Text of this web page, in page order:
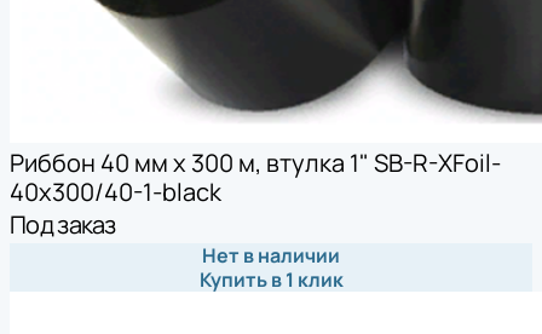
Риббон 40 мм х 300 м, втулка 1" SB-R-XFoil-
40x300/40-1-black
Под заказ
Нет в наличии
Купить в 1 клик